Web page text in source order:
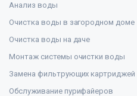
Анализ воды
Очистка воды в загородном доме
Очистка воды на даче
Монтаж системы очистки воды
Замена фильтрующих картриджей
Обслуживание пурифайеров